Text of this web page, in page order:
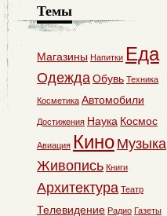
Темы
Магазины Напитки Еда
ОдеждаОбувь Техника
Косметика Автомобили
Достижения Наука Космос
Авиация Кино Музыка
Живопись Книги
Архитектура Театр
Телевидение Радио Газеты